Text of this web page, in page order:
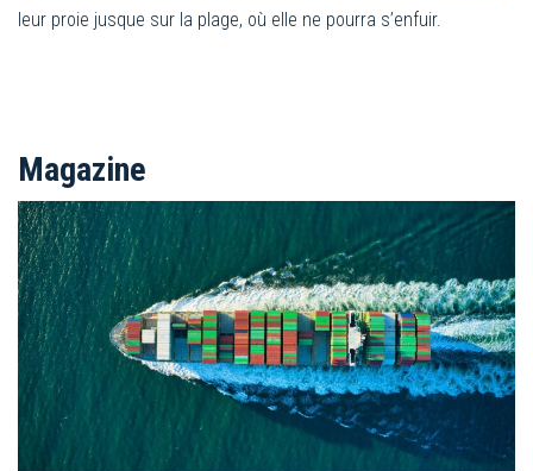
leur proie jusque sur la plage, où elle ne pourra s’enfuir.
Magazine